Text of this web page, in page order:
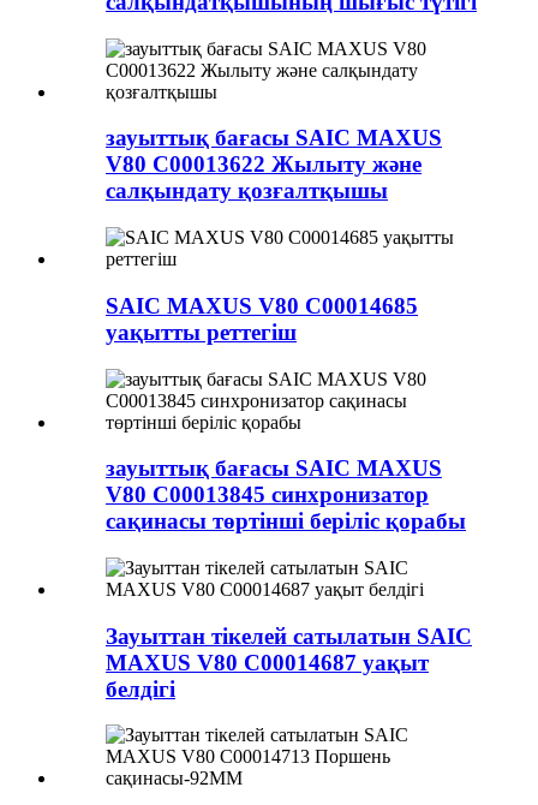
зауыттық бағасы SAIC MAXUS
V80 C00013622 Жылыту және
салқындату қозғалтқышы
SAIC MAXUS V80 C00014685
уақытты реттегіш
зауыттық бағасы SAIC MAXUS
V80 C00013845 синхронизатор
сақинасы төртінші беріліс қорабы
Зауыттан тікелей сатылатын SAIC
MAXUS V80 C00014687 уақыт
белдігі